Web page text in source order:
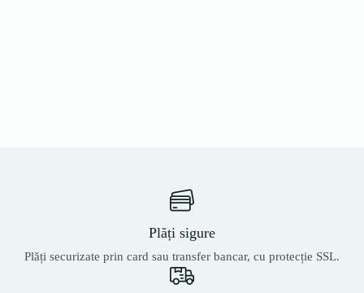
Plăți sigure
Plăți securizate prin card sau transfer bancar, cu protecție SSL.